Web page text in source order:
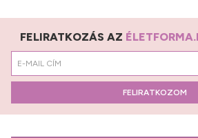
FELIRATKOZÁS AZ
FELIRATKOZOM